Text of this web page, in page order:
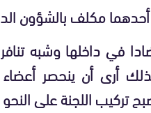
مكلف بالشؤون
في داخلها وشبه
أرى أن ينحصر
اللجنة على النحو